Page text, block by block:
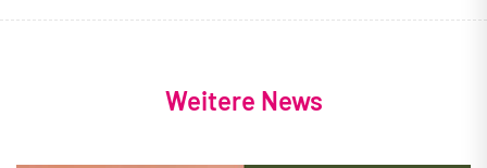
Weitere News